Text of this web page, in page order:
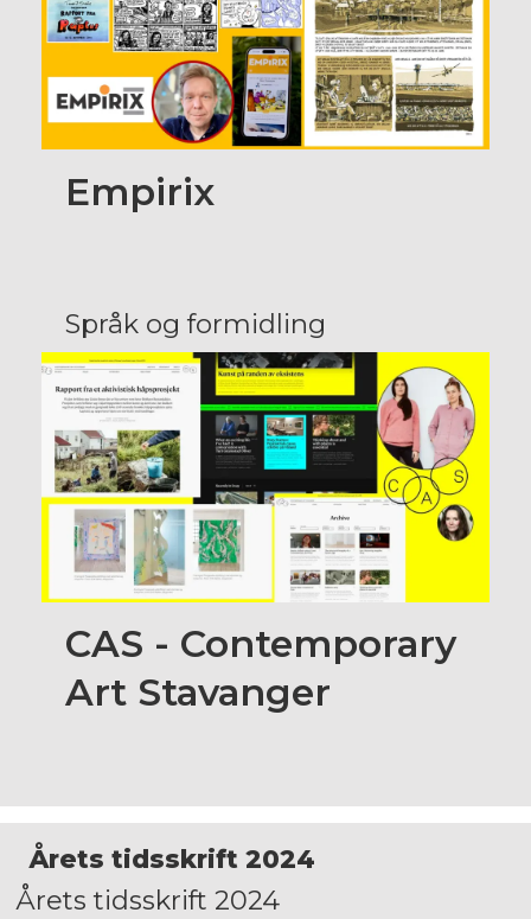
Empirix
Språk og formidling
CAS - Contemporary
Art Stavanger
Årets tidsskrift 2024
Årets tidsskrift 2024